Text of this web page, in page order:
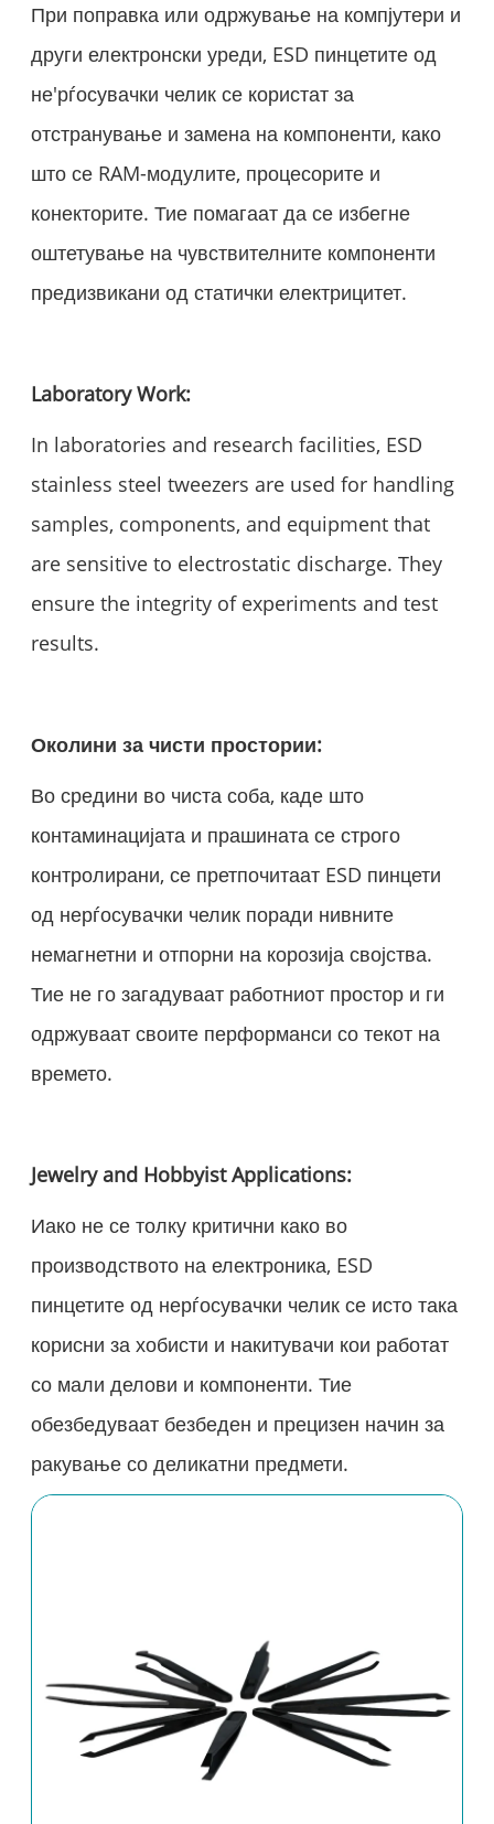
При поправка или одржување на компјутери и
други електронски уреди, ESD пинцетите од
не'рѓосувачки челик се користат за
отстранување и замена на компоненти, како
што се RAM-модулите, процесорите и
конекторите. Тие помагаат да се избегне
оштетување на чувствителните компоненти
предизвикани од статички електрицитет.
Laboratory Work:
In laboratories and research facilities, ESD
stainless steel tweezers are used for handling
samples, components, and equipment that
are sensitive to electrostatic discharge. They
ensure the integrity of experiments and test
results.
Околини за чисти простории:
Во средини во чиста соба, каде што
контаминацијата и прашината се строго
контролирани, се претпочитаат ESD пинцети
од нерѓосувачки челик поради нивните
немагнетни и отпорни на корозија својства.
Тие не го загадуваат работниот простор и ги
одржуваат своите перформанси со текот на
времето.
Jewelry and Hobbyist Applications:
Иако не се толку критични како во
производството на електроника, ESD
пинцетите од нерѓосувачки челик се исто така
корисни за хобисти и накитувачи кои работат
со мали делови и компоненти. Тие
обезбедуваат безбеден и прецизен начин за
ракување со деликатни предмети.